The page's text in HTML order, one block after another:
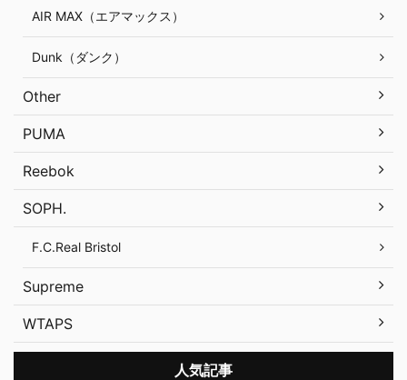
AIR MAX（エアマックス）
Dunk（ダンク）
Other
PUMA
Reebok
SOPH.
F.C.Real Bristol
Supreme
WTAPS
人気記事